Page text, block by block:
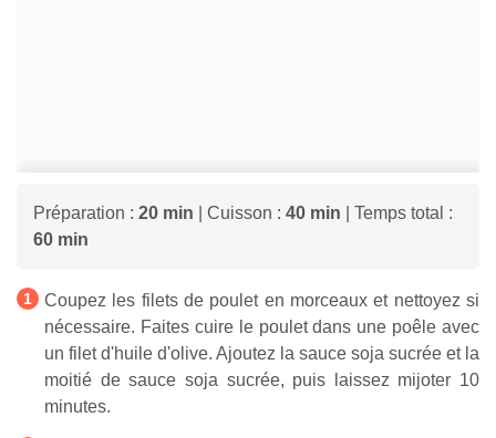
Préparation : 20 min | Cuisson : 40 min | Temps total :
60 min
Coupez les filets de poulet en morceaux et nettoyez si
nécessaire. Faites cuire le poulet dans une poêle avec
un filet d'huile d'olive. Ajoutez la sauce soja sucrée et la
moitié de sauce soja sucrée, puis laissez mijoter 10
minutes.